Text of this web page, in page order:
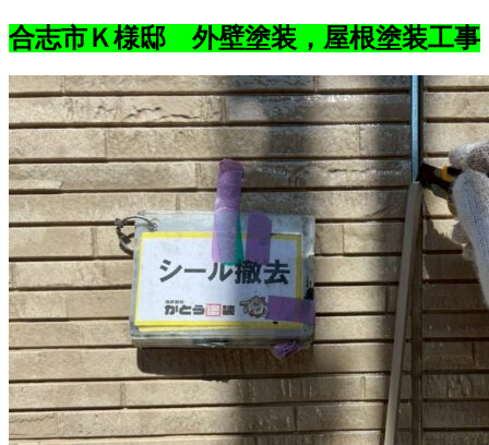
合志市Ｋ様邸 外壁塗装，屋根塗装工事